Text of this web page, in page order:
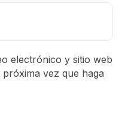
electrónico y sitio web
vez que haga